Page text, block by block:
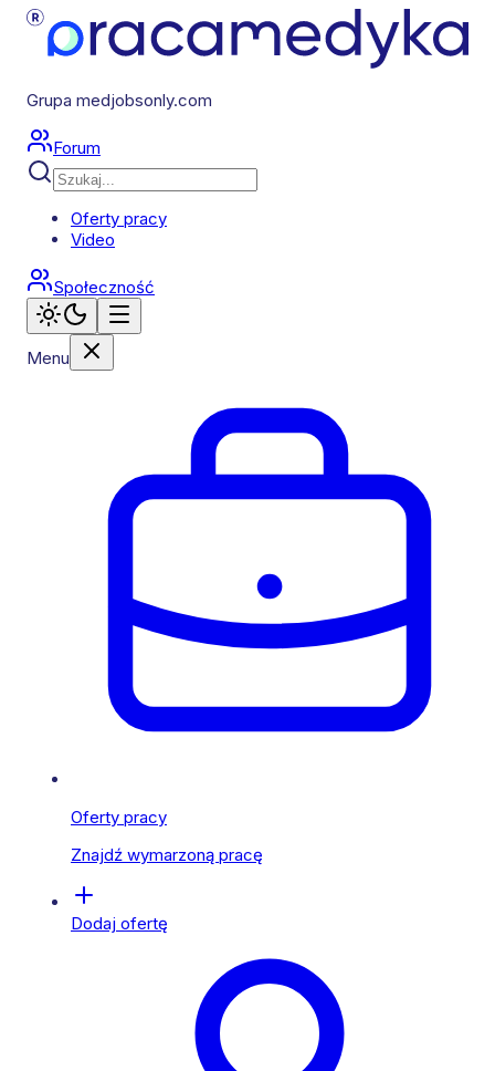
Grupa medjobsonly.com
Forum
Oferty pracy
Video
Społeczność
Menu
Oferty pracy
Znajdź wymarzoną pracę
Dodaj ofertę